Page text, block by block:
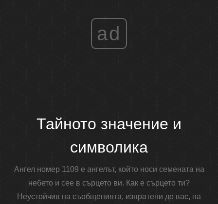
ad
Тайното значение и
символика
Ангел номер 1109 е ангелът, който носи семената на
небето и сее в сърцето ви. Как е сърцето ти?
Неустойчив на съобщенията, изпратени до вас, на